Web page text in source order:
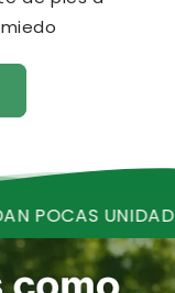
UNIDADES!